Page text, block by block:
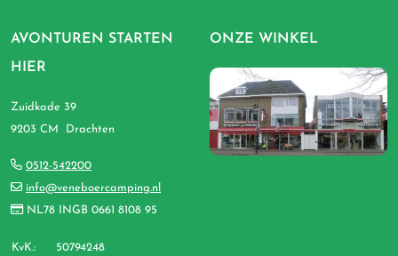
AVONTUREN STARTEN
HIER
Zuidkade 39
9203 CM Drachten
0512-542200
info@veneboercamping.nl
NL78 INGB 0661 8108 95
KvK.: 50794248
ONZE WINKEL